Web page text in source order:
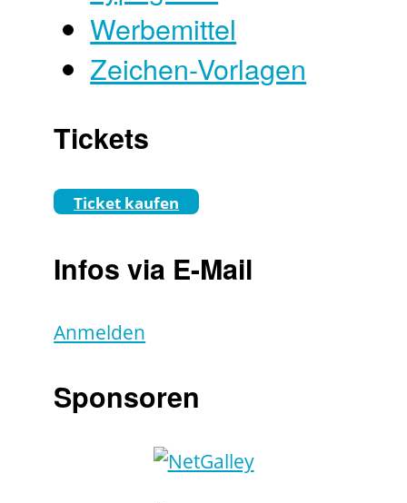
Werbemittel
Zeichen-Vorlagen
Tickets
Ticket kaufen
Infos via E-Mail
Anmelden
Sponsoren